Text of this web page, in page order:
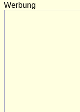
Werbung